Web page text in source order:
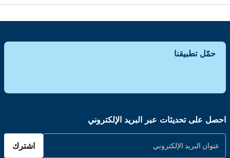
حمّل تطبيقنا
احصل على تحديثات عبر البريد الإلكتروني
اشترك